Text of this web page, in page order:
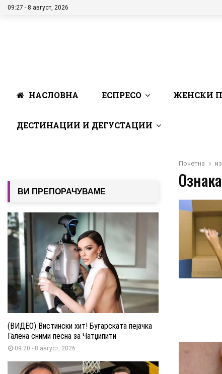
09:27 - 8 август, 2026
НАСЛОВНА ЕСПРЕСО ЖЕНСКИ
ДЕСТИНАЦИИ И ДЕГУСТАЦИИ
Почетна
ВИ ПРЕПОРАЧУВАМЕ
(ВИДЕО) Вистински хит! Бугарската пејачка
Галена сними песна за Чатџипити
09:20 - 8 август, 2026